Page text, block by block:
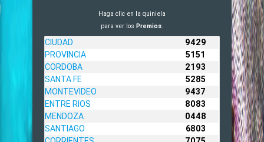
Haga clic en la quiniela
para ver los Premios.
CIUDAD
9429
PROVINCIA
5151
CORDOBA
2193
SANTA FE
5285
MONTEVIDEO
9437
ENTRE RIOS
8083
MENDOZA
0448
SANTIAGO
6803